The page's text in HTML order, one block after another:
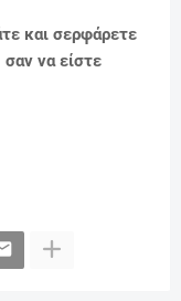
και σερφάρετε
να είστε